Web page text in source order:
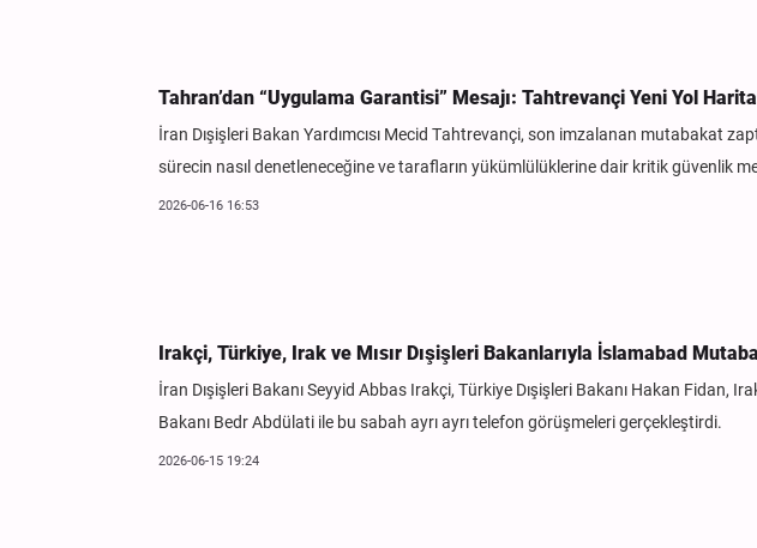
Tahran’dan “Uygulama Garantisi” Mesajı: Tahtrevançi Yeni Yol
İran Dışişleri Bakan Yardımcısı Mecid Tahtrevançi, son imzalanan mutabakat
sürecin nasıl denetleneceğine ve tarafların yükümlülüklerine dair kritik güvenlik
2026-06-16 16:53
Irakçi, Türkiye, Irak ve Mısır Dışişleri Bakanlarıyla İslamabad
İran Dışişleri Bakanı Seyyid Abbas Irakçi, Türkiye Dışişleri Bakanı Hakan Fidan,
Bakanı Bedr Abdülati ile bu sabah ayrı ayrı telefon görüşmeleri gerçekleştirdi.
2026-06-15 19:24